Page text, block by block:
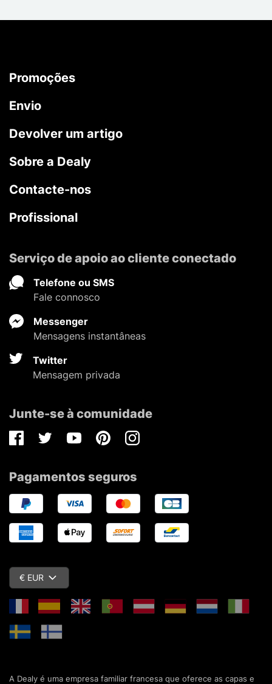
Promoções
Envio
Devolver um artigo
Sobre a Dealy
Contacte-nos
Profissional
Serviço de apoio ao cliente conectado
Telefone ou SMS
Fale connosco
Messenger
Mensagens instantâneas
Twitter
Mensagem privada
Junte-se à comunidade
FacebookTwitterYoutubePinterestInstagram
Pagamentos seguros
€ EUR
A Dealy é uma empresa familiar francesa que oferece as capas e